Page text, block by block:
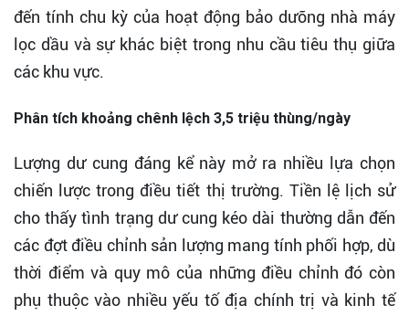
đến tính chu kỳ của hoạt động bảo dưỡng nhà máy
lọc dầu và sự khác biệt trong nhu cầu tiêu thụ giữa
các khu vực.
Phân tích khoảng chênh lệch 3,5 triệu thùng/ngày
Lượng dư cung đáng kể này mở ra nhiều lựa chọn
chiến lược trong điều tiết thị trường. Tiền lệ lịch sử
cho thấy tình trạng dư cung kéo dài thường dẫn đến
các đợt điều chỉnh sản lượng mang tính phối hợp, dù
thời điểm và quy mô của những điều chỉnh đó còn
phụ thuộc vào nhiều yếu tố địa chính trị và kinh tế